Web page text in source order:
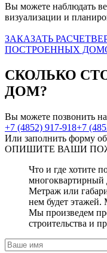
Вы можете наблюдать
визуализации и
ЗАКАЗАТЬ РАСЧЕТ
ПОСТРОЕННЫХ
СКОЛЬКО
ДОМ?
Вы можете позвонить
+7 (4852) 917-918+7
Или заполнить форму
ОПИШИТЕ ВАШИ
Что и где хотите
многоквартирный
Метраж или
нем будет этажей.
Мы произведем
строительства и